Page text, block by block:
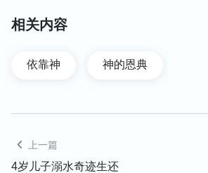
还发烧。要是我做化疗，能不能坚
题，我不敢往下想了。
当天半夜两点多钟，我又听到隔壁
告诉我：“昨晚隔壁一个60多岁的
了。
相关内容
依靠神 神的恩典
上一篇
4岁儿子溺水奇迹生还